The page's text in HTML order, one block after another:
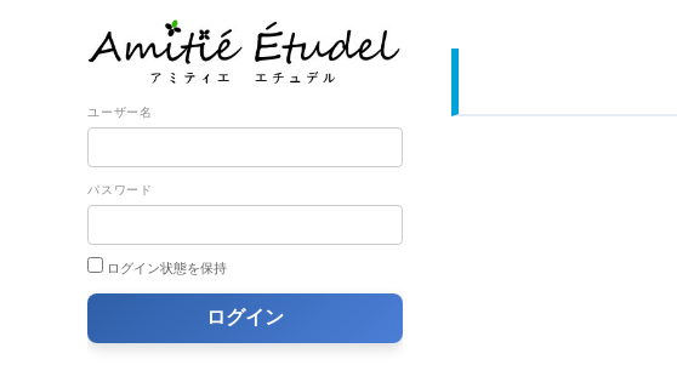
ユーザー名
パスワード
ログイン状態を保持